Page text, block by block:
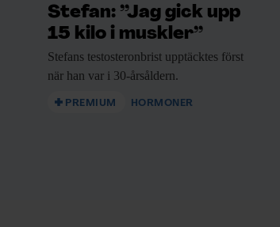
Stefan: ”Jag gick upp
15 kilo i muskler”
Stefans testosteronbrist upptäcktes först
när han var i 30-årsåldern.
PREMIUM HORMONER